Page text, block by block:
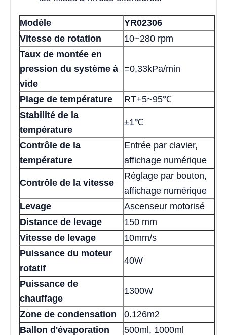
Modèle
YR02306
Vitesse de rotation
10~280 rpm
Taux de montée en
pression du système à
vide
=0,33kPa/min
Plage de température
RT+5~95℃
Stabilité de la
température
±1℃
Contrôle de la
température
Entrée par clavier,
affichage numérique
Contrôle de la vitesse
Réglage par bouton,
affichage numérique
Levage
Ascenseur motorisé
Distance de levage
150 mm
Vitesse de levage
10mm/s
Puissance du moteur
rotatif
40W
Puissance de
chauffage
1300W
Zone de condensation
0.126m2
Ballon d'évaporation
500ml, 1000ml